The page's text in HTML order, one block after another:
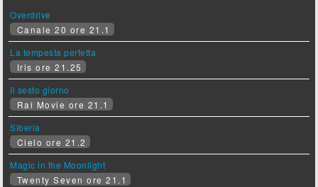
Overdrive
Canale 20 ore 21.1
La tempesta perfetta
Iris ore 21.25
Il sesto giorno
Rai Movie ore 21.1
Siberia
Cielo ore 21.2
Magic in the Moonlight
Twenty Seven ore 21.1